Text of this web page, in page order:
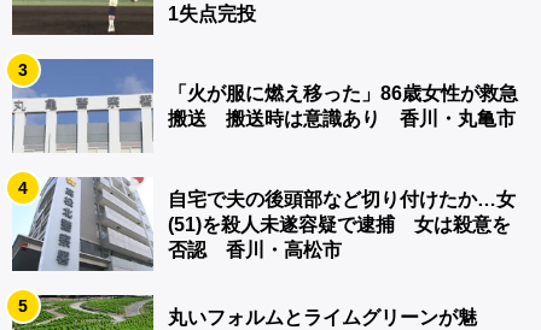
1失点完投
3
「火が服に燃え移った」86歳女性が救急
搬送 搬送時は意識あり 香川・丸亀市
4
自宅で夫の後頭部など切り付けたか…女
(51)を殺人未遂容疑で逮捕 女は殺意を
否認 香川・高松市
5
丸いフォルムとライムグリーンが魅